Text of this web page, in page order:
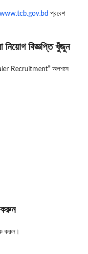
www.tcb.gov.bd প্রবেশ
বিজ্ঞপ্তি খুঁজুন
Recruitment” অপশনে
করুন
করুন।